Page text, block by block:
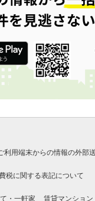
利用端末からの情報の外部
税に関する表記について
・一軒家 賃貸マンション